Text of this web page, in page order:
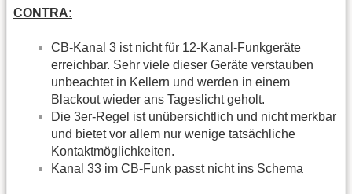
CONTRA:
CB-Kanal 3 ist nicht für 12-Kanal-Funkgeräte
erreichbar. Sehr viele dieser Geräte verstauben
unbeachtet in Kellern und werden in einem
Blackout wieder ans Tageslicht geholt.
Die 3er-Regel ist unübersichtlich und nicht merkbar
und bietet vor allem nur wenige tatsächliche
Kontaktmöglichkeiten.
Kanal 33 im CB-Funk passt nicht ins Schema